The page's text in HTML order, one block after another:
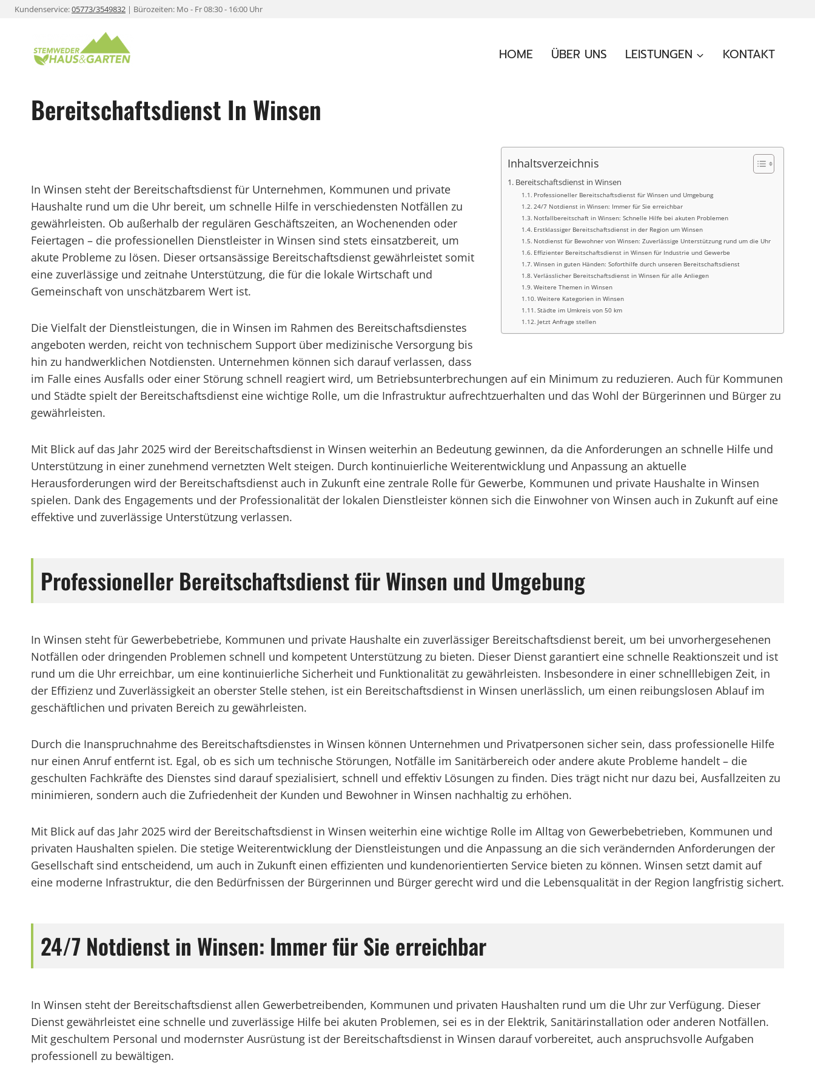
ZumKundenservice:05773/3549832 | Bürozeiten: Mo - Fr 08:30 - 16:00 Uhr
HOME ÜBER UNS LEISTUNGEN KONTAKT
Bereitschaftsdienst In Winsen
Inhaltsverzeichnis
Bereitschaftsdienst in Winsen
Professioneller Bereitschaftsdienst für Winsen und Umgebung
24/7 Notdienst in Winsen: Immer für Sie erreichbar
Notfallbereitschaft in Winsen: Schnelle Hilfe bei akuten Problemen
Erstklassiger Bereitschaftsdienst in der Region um Winsen
Notdienst für Bewohner von Winsen: Zuverlässige Unterstützung rund um die Uhr
Effizienter Bereitschaftsdienst in Winsen für Industrie und Gewerbe
Winsen in guten Händen: Soforthilfe durch unseren Bereitschaftsdienst
Verlässlicher Bereitschaftsdienst in Winsen für alle Anliegen
Weitere Themen in Winsen
Weitere Kategorien in Winsen
Städte im Umkreis von 50 km
Jetzt Anfrage stellen
In Winsen steht der Bereitschaftsdienst für Unternehmen, Kommunen und private
Haushalte rund um die Uhr bereit, um schnelle Hilfe in verschiedensten Notfällen zu
gewährleisten. Ob außerhalb der regulären Geschäftszeiten, an Wochenenden oder
Feiertagen – die professionellen Dienstleister in Winsen sind stets einsatzbereit, um
akute Probleme zu lösen. Dieser ortsansässige Bereitschaftsdienst gewährleistet somit
eine zuverlässige und zeitnahe Unterstützung, die für die lokale Wirtschaft und
Gemeinschaft von unschätzbarem Wert ist.
Die Vielfalt der Dienstleistungen, die in Winsen im Rahmen des Bereitschaftsdienstes
angeboten werden, reicht von technischem Support über medizinische Versorgung bis
hin zu handwerklichen Notdiensten. Unternehmen können sich darauf verlassen, dass
im Falle eines Ausfalls oder einer Störung schnell reagiert wird, um Betriebsunterbrechungen auf ein Minimum zu reduzieren. Auch für Kommunen
und Städte spielt der Bereitschaftsdienst eine wichtige Rolle, um die Infrastruktur aufrechtzuerhalten und das Wohl der Bürgerinnen und Bürger zu
gewährleisten.
Mit Blick auf das Jahr 2025 wird der Bereitschaftsdienst in Winsen weiterhin an Bedeutung gewinnen, da die Anforderungen an schnelle Hilfe und
Unterstützung in einer zunehmend vernetzten Welt steigen. Durch kontinuierliche Weiterentwicklung und Anpassung an aktuelle
Herausforderungen wird der Bereitschaftsdienst auch in Zukunft eine zentrale Rolle für Gewerbe, Kommunen und private Haushalte in Winsen
spielen. Dank des Engagements und der Professionalität der lokalen Dienstleister können sich die Einwohner von Winsen auch in Zukunft auf eine
effektive und zuverlässige Unterstützung verlassen.
Professioneller Bereitschaftsdienst für Winsen und Umgebung
In Winsen steht für Gewerbebetriebe, Kommunen und private Haushalte ein zuverlässiger Bereitschaftsdienst bereit, um bei unvorhergesehenen
Notfällen oder dringenden Problemen schnell und kompetent Unterstützung zu bieten. Dieser Dienst garantiert eine schnelle Reaktionszeit und ist
rund um die Uhr erreichbar, um eine kontinuierliche Sicherheit und Funktionalität zu gewährleisten. Insbesondere in einer schnelllebigen Zeit, in
der Effizienz und Zuverlässigkeit an oberster Stelle stehen, ist ein Bereitschaftsdienst in Winsen unerlässlich, um einen reibungslosen Ablauf im
geschäftlichen und privaten Bereich zu gewährleisten.
Durch die Inanspruchnahme des Bereitschaftsdienstes in Winsen können Unternehmen und Privatpersonen sicher sein, dass professionelle Hilfe
nur einen Anruf entfernt ist. Egal, ob es sich um technische Störungen, Notfälle im Sanitärbereich oder andere akute Probleme handelt – die
geschulten Fachkräfte des Dienstes sind darauf spezialisiert, schnell und effektiv Lösungen zu finden. Dies trägt nicht nur dazu bei, Ausfallzeiten zu
minimieren, sondern auch die Zufriedenheit der Kunden und Bewohner in Winsen nachhaltig zu erhöhen.
Mit Blick auf das Jahr 2025 wird der Bereitschaftsdienst in Winsen weiterhin eine wichtige Rolle im Alltag von Gewerbebetrieben, Kommunen und
privaten Haushalten spielen. Die stetige Weiterentwicklung der Dienstleistungen und die Anpassung an die sich verändernden Anforderungen der
Gesellschaft sind entscheidend, um auch in Zukunft einen effizienten und kundenorientierten Service bieten zu können. Winsen setzt damit auf
eine moderne Infrastruktur, die den Bedürfnissen der Bürgerinnen und Bürger gerecht wird und die Lebensqualität in der Region langfristig sichert.
24/7 Notdienst in Winsen: Immer für Sie erreichbar
In Winsen steht der Bereitschaftsdienst allen Gewerbetreibenden, Kommunen und privaten Haushalten rund um die Uhr zur Verfügung. Dieser
Dienst gewährleistet eine schnelle und zuverlässige Hilfe bei akuten Problemen, sei es in der Elektrik, Sanitärinstallation oder anderen Notfällen.
Mit geschultem Personal und modernster Ausrüstung ist der Bereitschaftsdienst in Winsen darauf vorbereitet, auch anspruchsvolle Aufgaben
professionell zu bewältigen.